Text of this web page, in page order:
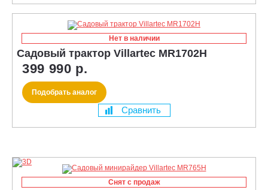
Нет в наличии
Садовый трактор Villartec MR1702H
399 990 р.
Подобрать аналог
Сравнить
Снят с продаж